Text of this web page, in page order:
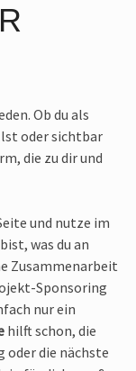
Ob du als
oder sichtbar
die zu dir und
und nutze im
was du an
Zusammenarbeit
Sponsoring
nur ein
hilft schon, die
oder die nächste